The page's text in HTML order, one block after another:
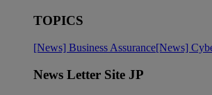
TOPICS
[News] Business Assurance[News]
News Letter Site JP